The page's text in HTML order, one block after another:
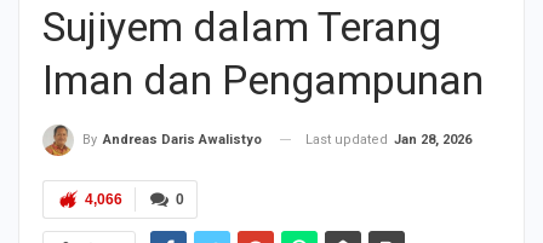
Sujiyem dalam Terang
Iman dan Pengampunan
By Andreas Daris Awalistyo Last updated Jan 28, 2026
0
4,066